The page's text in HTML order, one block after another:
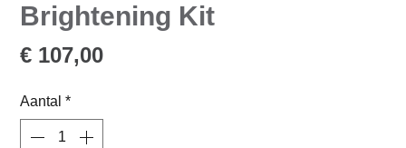
Brightening Kit
€ 107,00Prijs
Aantal *